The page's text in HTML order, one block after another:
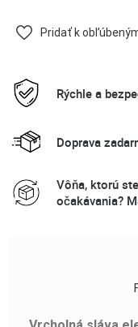
Pridať k
Rýchle a
Doprava
Vôňa, ktorú
očakávania?